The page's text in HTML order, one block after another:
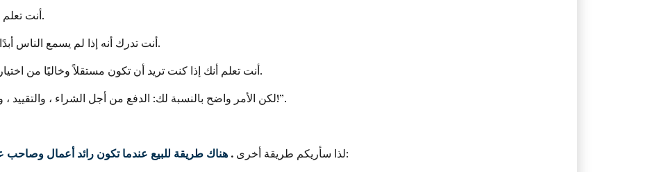
أنت تعلم أنه إذا لم يكن لديك عملاء ، فلن تدير أعمالك.
أنت تدرك أنه إذا لم يسمع الناس أبدًا عن منتجاتك وخدماتك ، فلن يقوموا بشرائها.
أنت تعلم أنك إذا كنت تريد أن تكون مستقلاً وخاليًا من اختياراتك وحياتك ، فأنت بحاجة إلى عملاء وأموال.
لكن الأمر واضح بالنسبة لك: الدفع من أجل الشراء ، والتقييد ، والتلاعب بالأرواح لتحقيق غاياتك هو “لا شكرًا!”.
لذا سأريكم طريقة أخرى . هناك طريقة للبيع عندما تكون رائد أعمال وصاحب . تنبع هذه الخصوصية من عدة اختلافات: